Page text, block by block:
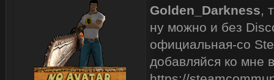
Golden_Darkness,
ну можно и без
официальная-со
добавляйся ко мне